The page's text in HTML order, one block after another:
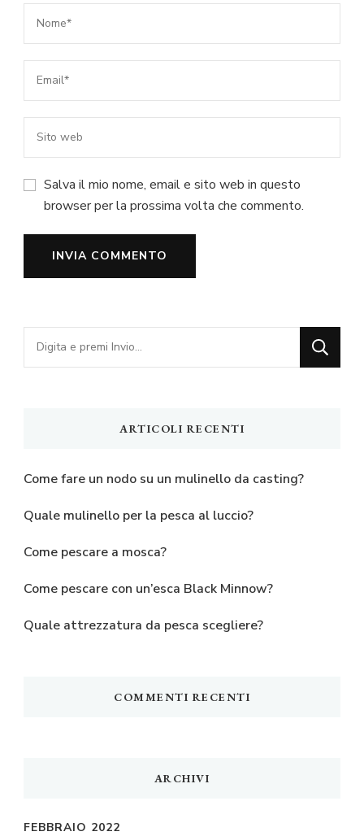
Salva il mio nome, email e sito web in questo
browser per la prossima volta che commento.
Cerchi
qualcosa?
ARTICOLI RECENTI
Come fare un nodo su un mulinello da casting?
Quale mulinello per la pesca al luccio?
Come pescare a mosca?
Come pescare con un’esca Black Minnow?
Quale attrezzatura da pesca scegliere?
COMMENTI RECENTI
ARCHIVI
FEBBRAIO 2022